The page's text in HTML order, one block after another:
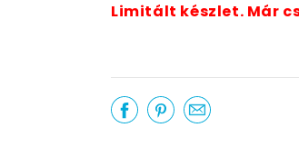
Limitált készlet. Már